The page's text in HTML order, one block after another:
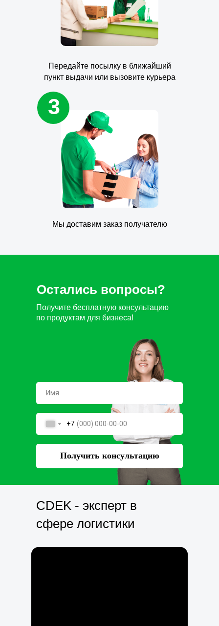
Передайте посылку в ближайший
пункт выдачи или вызовите курьера
Мы доставим заказ получателю
3
Остались вопросы?
Получите бесплатную консультацию
по продуктам для бизнеса!
+7
Получить консультацию
CDEK - эксперт в
сфере логистики